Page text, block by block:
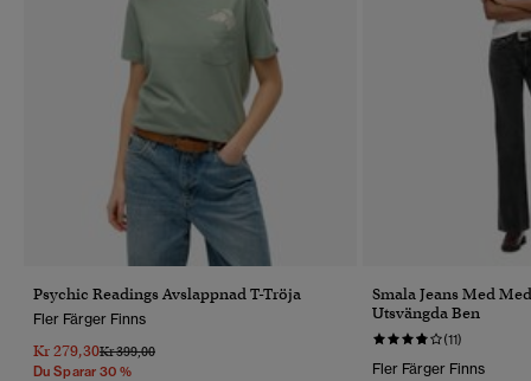
Psychic Readings Avslappnad T-Tröja
Fler Färger Finns
Kr 279,30Pris Reducerat Från
Kr 399,00Till
Du Sparar 30 %
Smala Jeans Med
Utsvängda Ben
(11)
Fler Färger Finns